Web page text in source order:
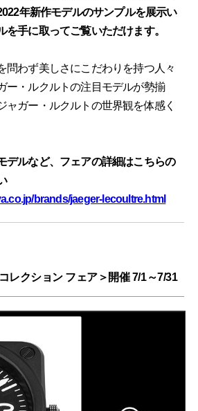
年新作モデルのサンプルを展示い
を手に取ってご覧いただけます。
問わず美しさにこだわりを持つ人々
ー・ルクルトの注目モデルが勢揃
ャガー・ルクルトの世界観を体感く
デルなど、フェアの詳細はこちらの
brands/jaeger-lecoultre.html
レクション フェア＞開催 7/1～7/31